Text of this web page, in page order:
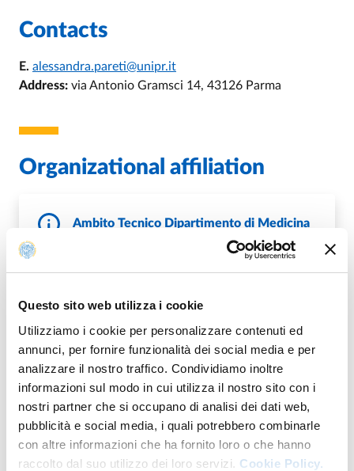
Questo sito web utilizza i cookie
Utilizziamo i cookie per personalizzare contenuti ed
annunci, per fornire funzionalità dei social media e per
analizzare il nostro traffico. Condividiamo inoltre
informazioni sul modo in cui utilizza il nostro sito con i
nostri partner che si occupano di analisi dei dati web,
pubblicità e social media, i quali potrebbero combinarle
con altre informazioni che ha fornito loro o che hanno
raccolto dal suo utilizzo dei loro servizi. Cookie Policy.
Contacts
E. alessandra.pareti@unipr.it
Address: via Antonio Gramsci 14, 43126 Parma
Organizational affiliation
Ambito Tecnico Dipartimento di Medicina
GO TO DESCRIPTIONDI AMBITO TECNICO
More facility staff at this address
Personale tecnico amministrativo